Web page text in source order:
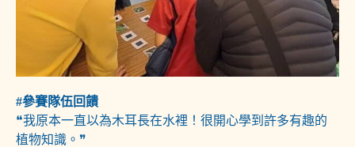
#參賽隊伍回饋
❝我原本一直以為木耳長在水裡！很開心學到許多有趣的
植物知識。❞